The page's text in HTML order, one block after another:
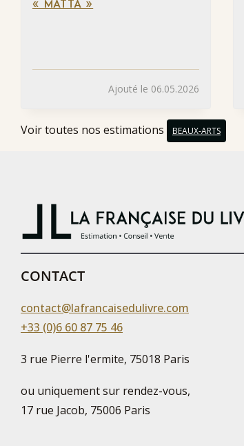
« MATTA »
Ajouté le 06.05.2026
Voir toutes nos estimations BEAUX-ARTS
CONTACT
contact@lafrancaisedulivre.com
+33 (0)6 60 87 75 46
3 rue Pierre l'ermite, 75018 Paris
ou uniquement sur rendez-vous,
17 rue Jacob, 75006 Paris